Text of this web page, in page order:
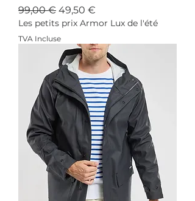
Prix original
99,00 € Prix promotionnel
49,50 €
Les petits prix Armor Lux de l'été
TVA Incluse